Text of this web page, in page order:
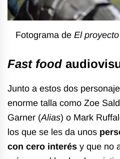
Fotograma de El
Fast food
Junto a estos dos
enorme talla como Zoe
Garner (Alias) o Mark
los que se les da unos
con cero interés y que no